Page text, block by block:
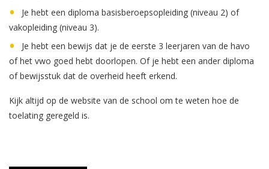
Je hebt een diploma basisberoepsopleiding (niveau 2) of
vakopleiding (niveau 3).
Je hebt een bewijs dat je de eerste 3 leerjaren van de havo
of het vwo goed hebt doorlopen. Of je hebt een ander diploma
of bewijsstuk dat de overheid heeft erkend.
Kijk altijd op de website van de school om te weten hoe de
toelating geregeld is.